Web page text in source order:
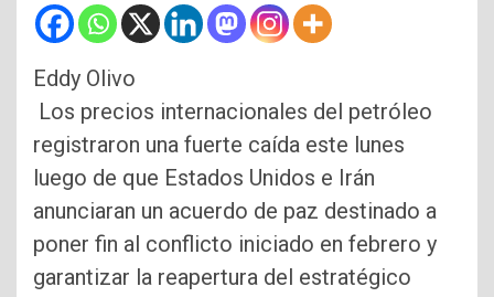
Eddy Olivo
Los precios internacionales del petróleo
registraron una fuerte caída este lunes
luego de que Estados Unidos e Irán
anunciaran un acuerdo de paz destinado a
poner fin al conflicto iniciado en febrero y
garantizar la reapertura del estratégico